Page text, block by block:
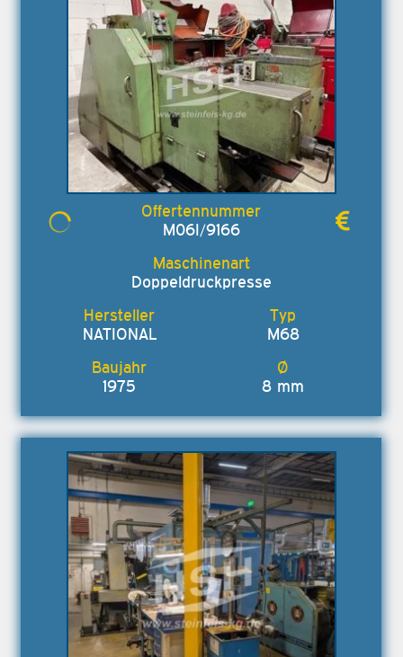
M06I/9166
Doppeldruckpresse
NATIONAL M68
1975 8 mm